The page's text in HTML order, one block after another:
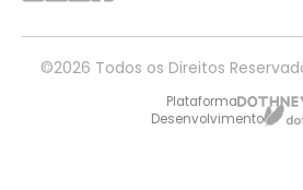
©2026 Todos os Direitos
Plataforma
Desenvolvimento